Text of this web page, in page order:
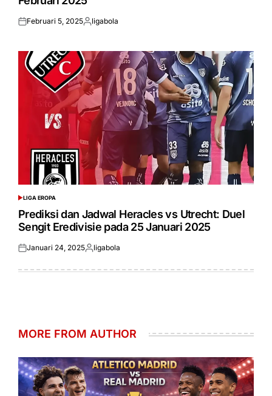
Posted
Februari 5, 2025Posted
ligabola
POSTED
IN
LIGA EROPA
Prediksi dan Jadwal Heracles vs Utrecht: Duel
Sengit Eredivisie pada 25 Januari 2025
Posted
Januari 24, 2025Posted
ligabola
MORE FROM AUTHOR